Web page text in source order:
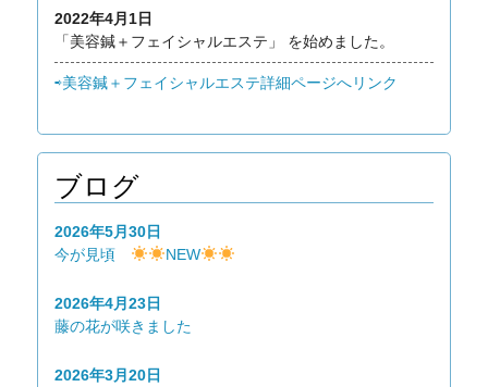
2022年4月1日
「美容鍼＋フェイシャルエステ」 を始めました。
⇨美容鍼＋フェイシャルエステ詳細ページへリンク
ブログ
2026年5月30日
今が見頃
NEW
2026年4月23日
藤の花が咲きました
2026年3月20日